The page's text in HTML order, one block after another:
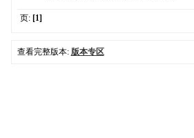
页: [1]
查看完整版本: 版本专区